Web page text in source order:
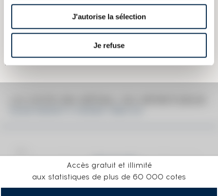
J'autorise la sélection
Je refuse
Les informations publiées ci-dessus présentent les caractéristiques
actuelles du spiritueux concerné.
Elles ne sont pas spécifiques au millésime.
Attention, ce texte est protégé par un droit d'auteur. Il est interdit de le
l'auteur.
Accès gratuit et illimité
aux statistiques de plus de 60 000 cotes